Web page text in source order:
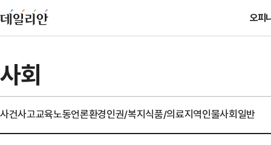
오피
사회
사건사고교육노동언론환경인권/복지식품/의료지역인물사회일반